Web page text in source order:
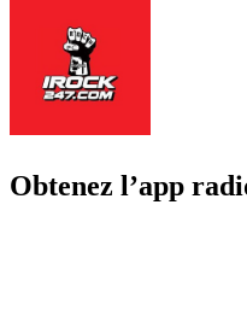
Obtenez l’app